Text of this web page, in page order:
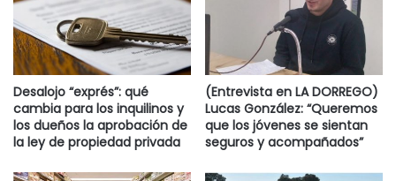
Desalojo “exprés”: qué
cambia para los inquilinos y
los dueños la aprobación de
la ley de propiedad privada
(Entrevista en LA DORREGO)
Lucas González: “Queremos
que los jóvenes se sientan
seguros y acompañados”